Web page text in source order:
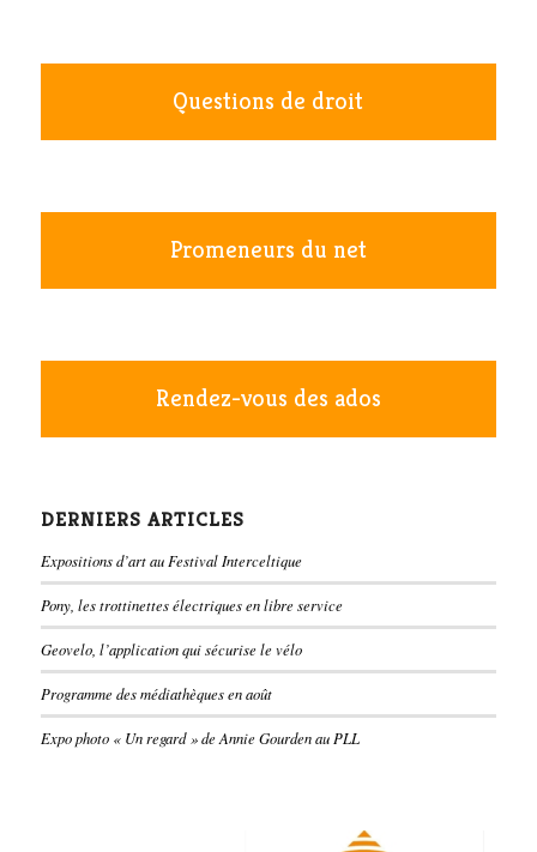
Questions de droit
Promeneurs du net
Rendez-vous des ados
DERNIERS ARTICLES
Expositions d’art au Festival Interceltique
Pony, les trottinettes électriques en libre service
Geovelo, l’application qui sécurise le vélo
Programme des médiathèques en août
Expo photo « Un regard » de Annie Gourden au PLL